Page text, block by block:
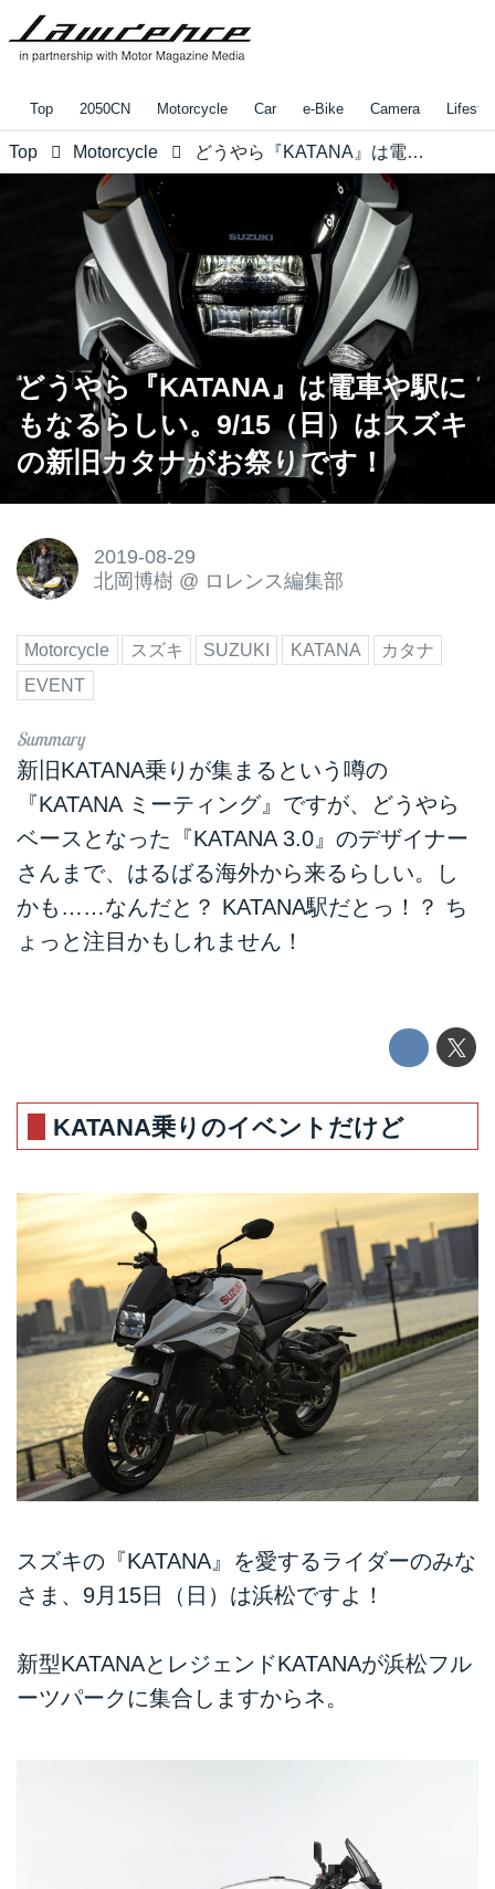
Top 2050CN Motorcycle Car e-Bike Camera
Top Motorcycle どうやら『KATANA』は電車や駅にもなるらしい。9/15（日）はスズキの新旧カタナがお祭りです！
どうやら『KATANA』は電車や駅に
もなるらしい。9/15（日）はスズキ
の新旧カタナがお祭りです！
2019-08-29
北岡博樹 @ ロレンス編集部
Motorcycle スズキ SUZUKI KATANA
カタナ
EVENT
新旧KATANA乗りが集まるという噂の
『KATANA ミーティング』ですが、どうやら
ベースとなった『KATANA 3.0』のデザイナー
さんまで、はるばる海外から来るらしい。し
かも……なんだと？ KATANA駅だとっ！？ ち
ょっと注目かもしれません！
KATANA乗りのイベントだけど
スズキの『KATANA』を愛するライダーのみな
さま、9月15日（日）は浜松ですよ！
新型KATANAとレジェンドKATANAが浜松フル
ーツパークに集合しますからネ。